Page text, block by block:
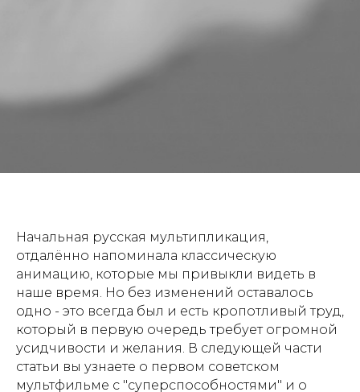
Начальная русская мультипликация,
отдалённо напоминала классическую
анимацию, которые мы привыкли видеть в
наше время. Но без изменений оставалось
одно - это всегда был и есть кропотливый труд,
который в первую очередь требует огромной
усидчивости и желания. В следующей части
статьи вы узнаете о первом советском
мультфильме с "суперспособностями" и о